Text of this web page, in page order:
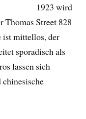
1923 wird
Thomas Street 828
ist mittellos, der
sporadisch als
lassen sich